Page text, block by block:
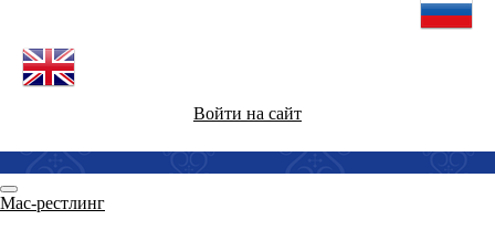
Войти на сайт
Мас-рестлинг